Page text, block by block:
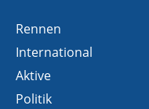
Rennen
International
Aktive
Politik